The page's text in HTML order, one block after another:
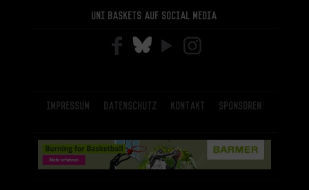
Uni Baskets auf Social Media
Impressum Datenschutz Kontakt Sponsoren